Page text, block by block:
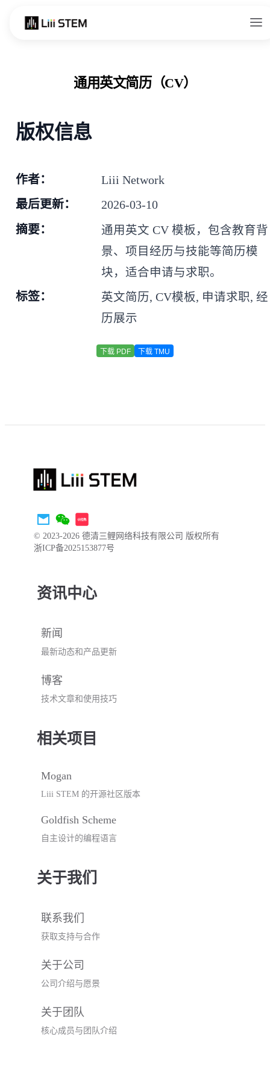
通用英文简历（CV）
版权信息
作者： Liii Network
最后更新： 2026-03-10
摘要：
通用英文 CV 模板，包含教育背
景、项目经历与技能等简历模
块，适合申请与求职。
标签：
英文简历, CV模板, 申请求职, 经
历展示
下载 PDF 下载 TMU
© 2023-2026 德清三鲤网络科技有限公司 版权所有
浙ICP备2025153877号
资讯中心
新闻
最新动态和产品更新
博客
技术文章和使用技巧
相关项目
Mogan
Liii STEM 的开源社区版本
Goldfish Scheme
自主设计的编程语言
关于我们
联系我们
获取支持与合作
关于公司
公司介绍与愿景
关于团队
核心成员与团队介绍